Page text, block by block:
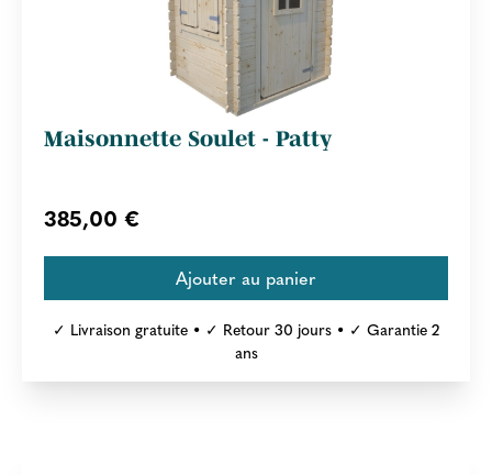
Maisonnette Soulet - Patty
385,00 €
✓ Livraison gratuite • ✓ Retour 30 jours • ✓ Garantie 2
ans